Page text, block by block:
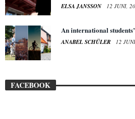
ELSA JANSSON 12 JUNI,
An international
ANABEL SCHÜLER 12
FACEBOOK